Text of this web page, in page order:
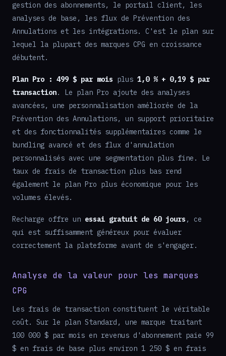
gestion des abonnements, le portail client, les
analyses de base, les flux de Prévention des
Annulations et les intégrations. C'est le plan sur
lequel la plupart des marques CPG en croissance
débutent.
Plan Pro : 499 $ par mois plus 1,0 % + 0,19 $ par
transaction. Le plan Pro ajoute des analyses
avancées, une personnalisation améliorée de la
Prévention des Annulations, un support prioritaire
et des fonctionnalités supplémentaires comme le
bundling avancé et des flux d'annulation
personnalisés avec une segmentation plus fine. Le
taux de frais de transaction plus bas rend
également le plan Pro plus économique pour les
volumes élevés.
Recharge offre un essai gratuit de 60 jours , ce
qui est suffisamment généreux pour évaluer
correctement la plateforme avant de s'engager.
Analyse de la valeur pour les marques
CPG
Les frais de transaction constituent le véritable
coût. Sur le plan Standard, une marque traitant
100 000 $ par mois en revenus d'abonnement paie 99
$ en frais de base plus environ 1 250 $ en frais